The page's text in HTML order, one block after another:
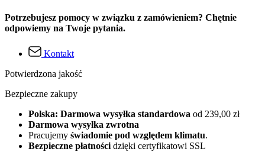
Potrzebujesz pomocy w związku z zamówieniem? Chętnie
odpowiemy na Twoje pytania.
Kontakt
Potwierdzona jakość
Bezpieczne zakupy
Polska: Darmowa wysyłka standardowa od 239,00 zł
Darmowa wysyłka zwrotna
Pracujemy świadomie pod względem klimatu.
Bezpieczne płatności dzięki certyfikatowi SSL